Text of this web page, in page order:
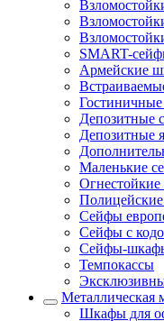
SMART-
Армейские
Депозитные
Депозитные
Маленькие
Огнестойкие
Сейфы
Сейфы с
Сейфы-
Темпокассы
Металлическая
Шкафы для